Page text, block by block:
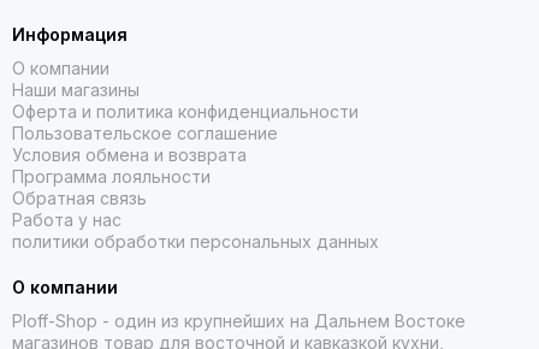
Информация
О компании
Наши магазины
Оферта и политика конфиденциальности
Пользовательское соглашение
Условия обмена и возврата
Программа лояльности
Обратная связь
Работа у нас
политики обработки персональных данных
О компании
Ploff-Shop - один из крупнейших на Дальнем Востоке
магазинов товар для восточной и кавказкой кухни,